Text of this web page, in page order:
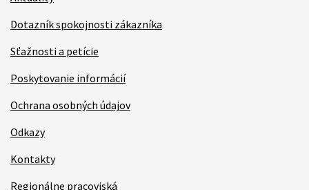
Dotazník spokojnosti zákazníka
Sťažnosti a petície
Poskytovanie informácií
Ochrana osobných údajov
Odkazy
Kontakty
Regionálne pracoviská